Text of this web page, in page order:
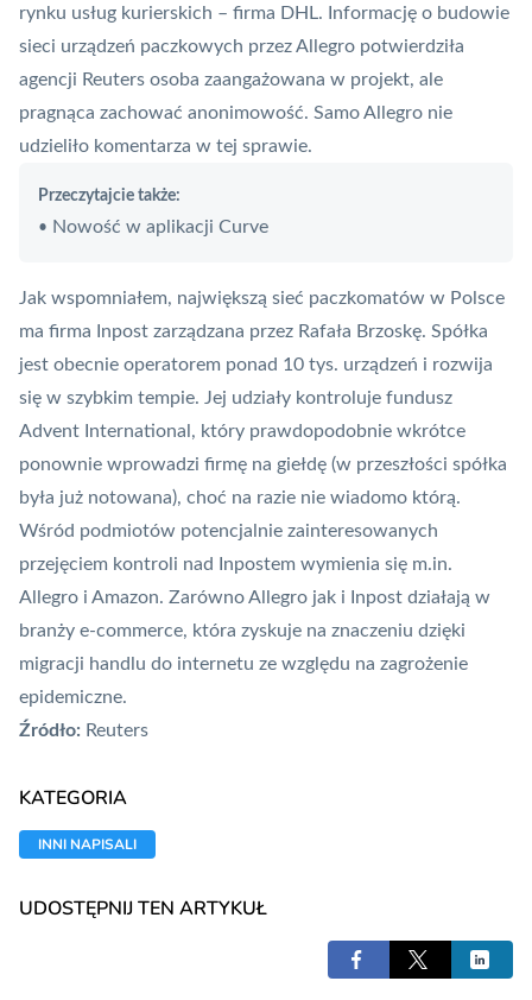
rynku usług kurierskich – firma DHL. Informację o budowie
sieci urządzeń paczkowych przez Allegro potwierdziła
agencji Reuters osoba zaangażowana w projekt, ale
pragnąca zachować anonimowość. Samo Allegro nie
udzieliło komentarza w tej sprawie.
Przeczytajcie także:
• Nowość w aplikacji Curve
Jak wspomniałem, największą sieć paczkomatów w Polsce
ma firma Inpost zarządzana przez Rafała Brzoskę. Spółka
jest obecnie operatorem ponad 10 tys. urządzeń i rozwija
się w szybkim tempie. Jej udziały kontroluje fundusz
Advent International, który prawdopodobnie wkrótce
ponownie wprowadzi firmę na giełdę (w przeszłości spółka
była już notowana), choć na razie nie wiadomo którą.
Wśród podmiotów potencjalnie zainteresowanych
przejęciem kontroli nad Inpostem wymienia się m.in.
Allegro i Amazon. Zarówno Allegro jak i Inpost działają w
branży e-commerce, która zyskuje na znaczeniu dzięki
migracji handlu do internetu ze względu na zagrożenie
epidemiczne.
Źródło: Reuters
KATEGORIA
INNI NAPISALI
UDOSTĘPNIJ TEN ARTYKUŁ